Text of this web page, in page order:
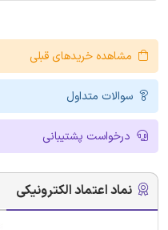
مشاهده خریدهای قبلی
سوالات متداول
درخواست پشتیبانی
نماد اعتماد الکترونیکی